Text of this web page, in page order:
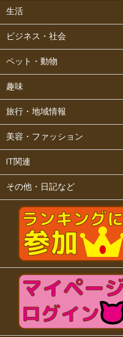
生活
ビジネス・社会
ペット・動物
趣味
旅行・地域情報
美容・ファッション
IT関連
その他・日記など